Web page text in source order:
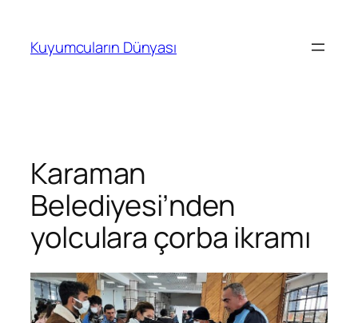
Kuyumcuların Dünyası
Karaman
Belediyesi’nden
yolculara çorba ikramı